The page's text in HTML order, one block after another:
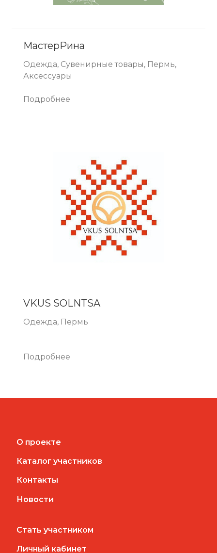
МастерРина
Одежда, Сувенирные товары, Пермь,
Аксессуары
Подробнее
VKUS SOLNTSA
Одежда, Пермь
Подробнее
О проекте
Каталог участников
Контакты
Новости
Стать участником
Личный кабинет